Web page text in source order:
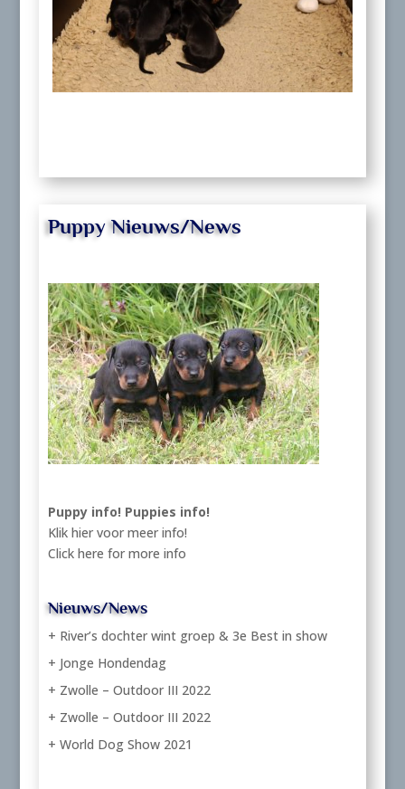
Puppy Nieuws/News
Puppy info! Puppies info!
Klik hier voor meer info!
Click here for more info
Nieuws/News
+ River’s dochter wint groep & 3e Best in show
+ Jonge Hondendag
+ Zwolle – Outdoor III 2022
+ Zwolle – Outdoor III 2022
+ World Dog Show 2021